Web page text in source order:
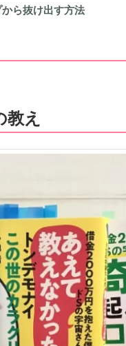
ら抜け出す方法
え